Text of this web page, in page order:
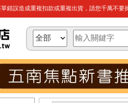
錯誤造成重複扣款或重複出貨，請您千萬不要